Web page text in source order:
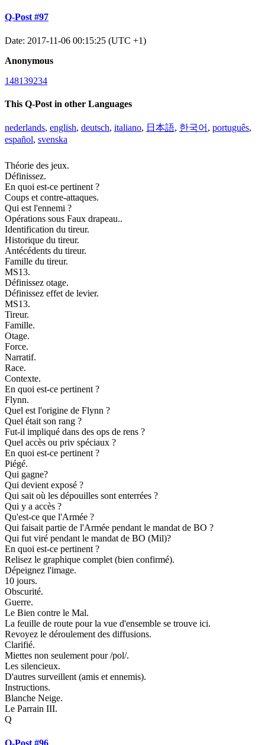
Q-Post #97
Date: 2017-11-06 00:15:25 (UTC +1)
Anonymous
148139234
This Q-Post in other Languages
nederlands, english, deutsch, italiano, 日本語, 한국어 , português,
español, svenska
Théorie des jeux.
Définissez.
En quoi est-ce pertinent ?
Coups et contre-attaques.
Qui est l'ennemi ?
Opérations sous Faux drapeau..
Identification du tireur.
Historique du tireur.
Antécédents du tireur.
Famille du tireur.
MS13.
Définissez otage.
Définissez effet de levier.
MS13.
Tireur.
Famille.
Otage.
Force.
Narratif.
Race.
Contexte.
En quoi est-ce pertinent ?
Flynn.
Quel est l'origine de Flynn ?
Quel était son rang ?
Fut-il impliqué dans des ops de rens ?
Quel accès ou priv spéciaux ?
En quoi est-ce pertinent ?
Piégé.
Qui gagne?
Qui devient exposé ?
Qui sait où les dépouilles sont enterrées ?
Qui y a accès ?
Qu'est-ce que l'Armée ?
Qui faisait partie de l'Armée pendant le mandat de BO ?
Qui fut viré pendant le mandat de BO (Mil)?
En quoi est-ce pertinent ?
Relisez le graphique complet (bien confirmé).
Dépeignez l'image.
10 jours.
Obscurité.
Guerre.
Le Bien contre le Mal.
La feuille de route pour la vue d'ensemble se trouve ici.
Revoyez le déroulement des diffusions.
Clarifié.
Miettes non seulement pour /pol/.
Les silencieux.
D'autres surveillent (amis et ennemis).
Instructions.
Blanche Neige.
Le Parrain III.
Q
Q-Post #96